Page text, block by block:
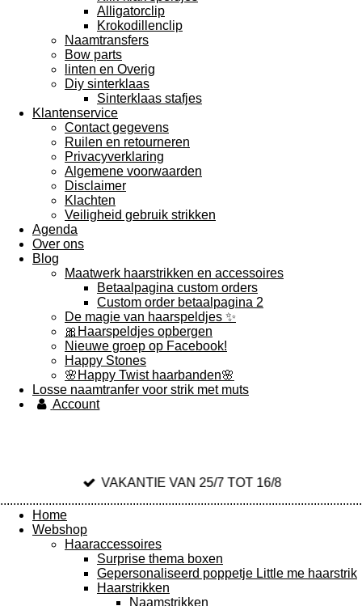
Alligatorclip
Krokodillenclip
Naamtransfers
Bow parts
linten en Overig
Diy sinterklaas
Sinterklaas stafjes
Klantenservice
Contact gegevens
Ruilen en retourneren
Privacyverklaring
Algemene voorwaarden
Disclaimer
Klachten
Veiligheid gebruik strikken
Agenda
Over ons
Blog
Maatwerk haarstrikken en accessoires
Betaalpagina custom orders
Custom order betaalpagina 2
De magie van haarspeldjes ✨️
🎀Haarspeldjes opbergen
Nieuwe groep op Facebook!
Happy Stones
🌸Happy Twist haarbanden🌸
Losse naamtranfer voor strik met muts
Account
VAKANTIE VAN 25/7 TOT 16/8
Home
Webshop
Haaraccessoires
Surprise thema boxen
Gepersonaliseerd poppetje Little me haarstrik
Haarstrikken
Naamstrikken